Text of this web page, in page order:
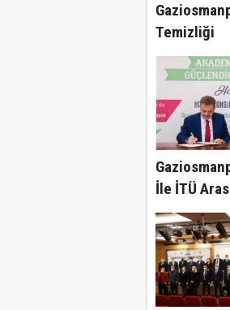
Temizliği
İle İTÜ
İş Birliği